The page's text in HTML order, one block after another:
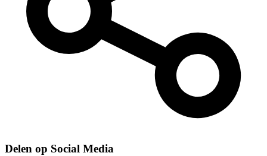
Delen op Social Media